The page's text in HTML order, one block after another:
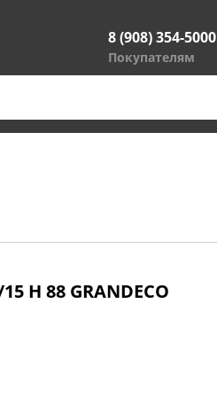
8 (908) 354-5000
Покупателям
H 88 GRANDECO